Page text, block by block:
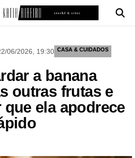
06/2026, 19:30 CASA & CUIDADOS
a banana
outras frutas e
ela apodrece